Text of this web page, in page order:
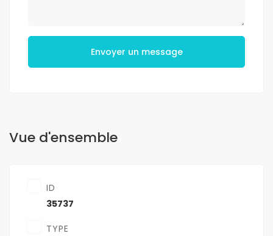
Envoyer un message
Vue d'ensemble
ID
35737
TYPE